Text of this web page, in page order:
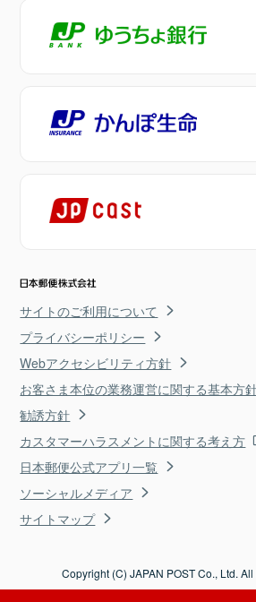
サイトのご利用について
プライバシーポリシー
Webアクセシビリティ方針
お客さま本位の業務運営に関する基本方
勧誘方針
カスタマーハラスメントに関する考え方
日本郵便公式アプリ一覧
ソーシャルメディア
サイトマップ
Copyright (C) JAPAN POST Co., Ltd.